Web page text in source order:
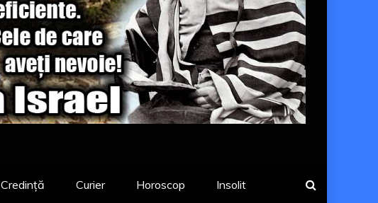
Credință Curier Horoscop Insolit